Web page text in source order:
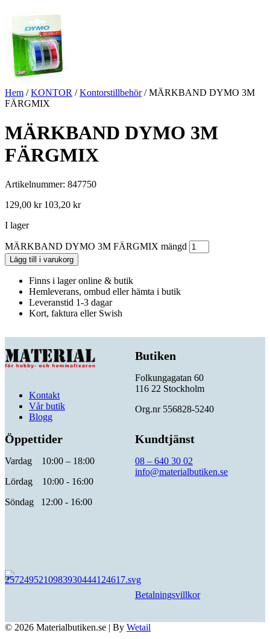
Hem /KONTOR /Kontorstillbehör/ MÄRKBAND DYMO 3M
FÄRGMIX
MÄRKBAND DYMO 3M
FÄRGMIX
Artikelnummer: 847750
129,00 kr 103,20 kr
I lager
MÄRKBAND DYMO 3M FÄRGMIX mängd
Lägg till i varukorg
Finns i lager online & butik
Hemleverans, ombud eller hämta i butik
Leveranstid 1-3 dagar
Kort, faktura eller Swish
Kontakt
Vår butik
Blogg
Butiken
Folkungagatan 60
116 22 Stockholm
Org.nr 556828-5240
Öppettider
Vardag 10:00 – 18:00
Lördag 10:00 - 16:00
Söndag 12:00 - 16:00
Kundtjänst
08 – 640 30 02
info@materialbutiken.se
Betalningsvillkor
© 2026 Materialbutiken.se | By Wetail